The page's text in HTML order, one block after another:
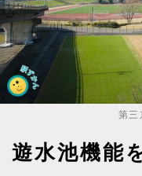
第三
遊水池機能